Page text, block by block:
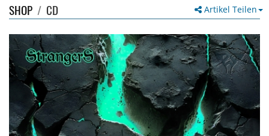
Artikel Teilen
SHOP / CD